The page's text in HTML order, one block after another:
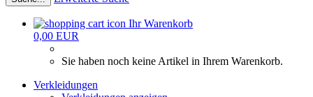
Ihr Warenkorb
0,00 EUR
Sie haben noch keine Artikel in Ihrem Warenkorb.
Verkleidungen